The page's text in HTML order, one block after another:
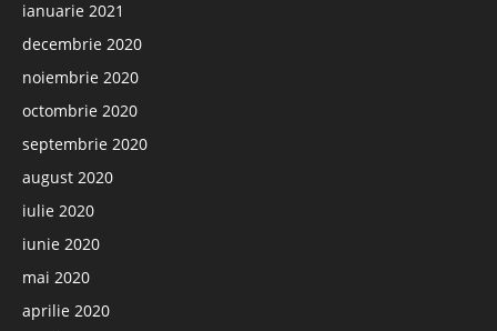
ianuarie 2021
decembrie 2020
noiembrie 2020
octombrie 2020
septembrie 2020
august 2020
iulie 2020
iunie 2020
mai 2020
aprilie 2020